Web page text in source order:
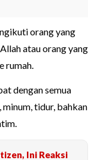
orang yang
atau orang yang
rumah.
dengan semua
tidur, bahkan
Ini Reaksi